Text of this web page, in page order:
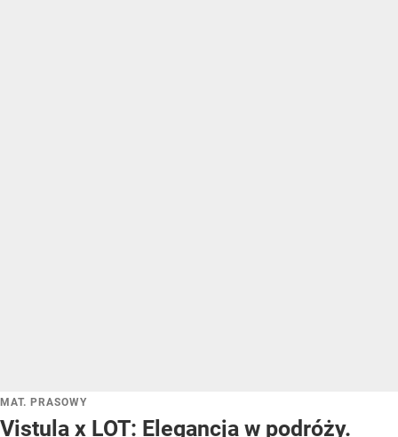
MAT. PRASOWY
Vistula x LOT: Elegancja w podróży.